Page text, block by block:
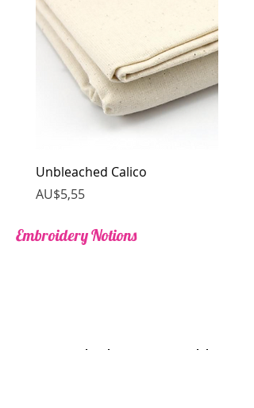
Unbleached Calico
Harga
AU$5,55
Embroidery Notions
Kami belum memiliki